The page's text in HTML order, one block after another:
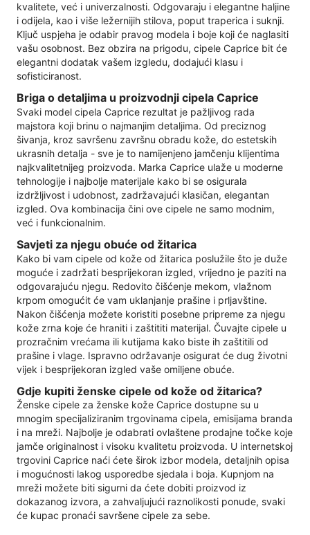
kvalitete, već i univerzalnosti. Odgovaraju i elegantne haljine
i odijela, kao i više ležernijih stilova, poput traperica i suknji.
Ključ uspjeha je odabir pravog modela i boje koji će naglasiti
vašu osobnost. Bez obzira na prigodu, cipele Caprice bit će
elegantni dodatak vašem izgledu, dodajući klasu i
sofisticiranost.
Briga o detaljima u proizvodnji cipela Caprice
Svaki model cipela Caprice rezultat je pažljivog rada
majstora koji brinu o najmanjim detaljima. Od preciznog
šivanja, kroz savršenu završnu obradu kože, do estetskih
ukrasnih detalja - sve je to namijenjeno jamčenju klijentima
najkvalitetnijeg proizvoda. Marka Caprice ulaže u moderne
tehnologije i najbolje materijale kako bi se osigurala
izdržljivost i udobnost, zadržavajući klasičan, elegantan
izgled. Ova kombinacija čini ove cipele ne samo modnim,
već i funkcionalnim.
Savjeti za njegu obuće od žitarica
Kako bi vam cipele od kože od žitarica poslužile što je duže
moguće i zadržati besprijekoran izgled, vrijedno je paziti na
odgovarajuću njegu. Redovito čišćenje mekom, vlažnom
krpom omogućit će vam uklanjanje prašine i prljavštine.
Nakon čišćenja možete koristiti posebne pripreme za njegu
kože zrna koje će hraniti i zaštititi materijal. Čuvajte cipele u
prozračnim vrećama ili kutijama kako biste ih zaštitili od
prašine i vlage. Ispravno održavanje osigurat će dug životni
vijek i besprijekoran izgled vaše omiljene obuće.
Gdje kupiti ženske cipele od kože od žitarica?
Ženske cipele za ženske kože Caprice dostupne su u
mnogim specijaliziranim trgovinama cipela, emisijama branda
i na mreži. Najbolje je odabrati ovlaštene prodajne točke koje
jamče originalnost i visoku kvalitetu proizvoda. U internetskoj
trgovini Caprice naći ćete širok izbor modela, detaljnih opisa
i mogućnosti lakog usporedbe sjedala i boja. Kupnjom na
mreži možete biti sigurni da ćete dobiti proizvod iz
dokazanog izvora, a zahvaljujući raznolikosti ponude, svaki
će kupac pronaći savršene cipele za sebe.